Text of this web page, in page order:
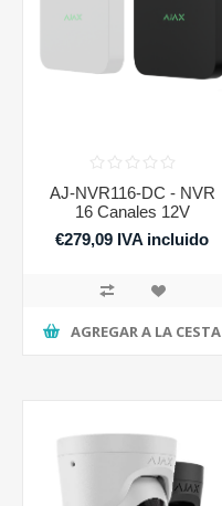
AJ-NVR116-DC - NVR
16 Canales 12V
€279,09 IVA incluido
AGREGAR A LA CESTA